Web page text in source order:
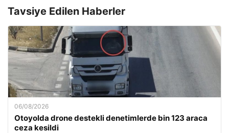
Tavsiye Edilen Haberler
06/08/2026
Otoyolda drone destekli denetimlerde bin 123 araca
ceza kesildi